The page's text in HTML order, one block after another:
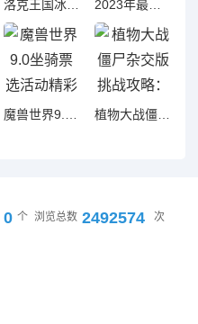
魔兽世界9.0坐骑票选活动精彩实录抢先看！ 植物大战僵尸杂交版挑战攻略：轻松守住财神金盏花第六关
0 个 浏览总数 2492574
次